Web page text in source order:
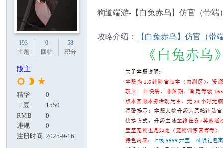
193
主题
0
回帖
58
积分
版主
精华
0
Ｔ豆
1550
RMB
0
违规
0
注册时间 2025-9-16
狗道端游-【白兔赤乌】仿官（带端
攻略介绍： 【白兔赤乌】仿官（带